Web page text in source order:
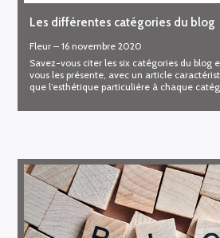
Les différentes catégories du blog
Fleur –16 novembre 2020
Savez-vous citer les six catégories du blog
vous les présente, avec un article
que l’esthétique particulière à chaque